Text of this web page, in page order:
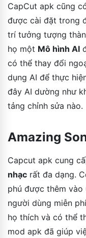
CapCut apk cũng
được cài đặt trong
trí tưởng tượng
họ một Mô hình AI
có thể thay đổi
dụng AI để thực
đây AI dường như
tảng chỉnh sửa nào.
Amazing
Capcut apk cung
nhạc rất đa dạng.
phú được thêm
người dùng miễn
họ thích và có thể
mod apk đã giúp